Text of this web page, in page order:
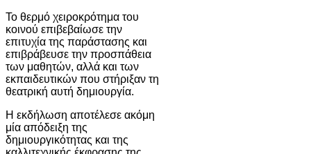
Το θερμό χειροκρότημα του
κοινού επιβεβαίωσε την
επιτυχία της παράστασης και
επιβράβευσε την προσπάθεια
των μαθητών, αλλά και των
εκπαιδευτικών που στήριξαν τη
θεατρική αυτή δημιουργία.
Η εκδήλωση αποτέλεσε ακόμη
μία απόδειξη της
δημιουργικότητας και της